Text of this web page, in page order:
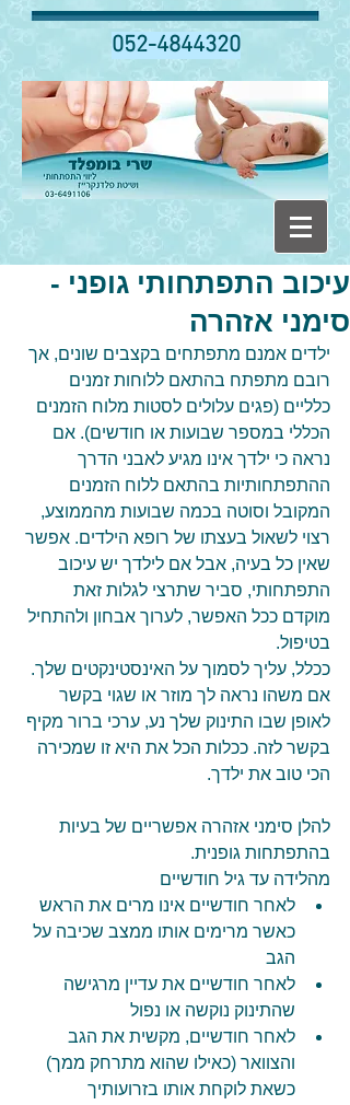
052-4844320
עיכוב התפתחותי גופני -
סימני אזהרה
ילדים אמנם מתפתחים בקצבים שונים, אך
רובם מתפתח בהתאם ללוחות זמנים
כלליים (פגים עלולים לסטות מלוח הזמנים
הכללי במספר שבועות או חודשים). אם
נראה כי ילדך אינו מגיע לאבני הדרך
ההתפתחותיות בהתאם ללוח הזמנים
המקובל וסוטה בכמה שבועות מהממוצע,
רצוי לשאול בעצתו של רופא הילדים. אפשר
שאין כל בעיה, אבל אם לילדך יש עיכוב
התפתחותי, סביר שתרצי לגלות זאת
מוקדם ככל האפשר, לערוך אבחון ולהתחיל
בטיפול.
ככלל, עליך לסמוך על האינסטינקטים שלך.
אם משהו נראה לך מוזר או שגוי בקשר
לאופן שבו התינוק שלך נע, ערכי ברור מקיף
בקשר לזה. ככלות הכל את היא זו שמכירה
הכי טוב את ילדך.
להלן סימני אזהרה אפשריים של בעיות
בהתפתחות גופנית.
מהלידה עד גיל חודשיים
לאחר חודשיים אינו מרים את הראש
כאשר מרימים אותו ממצב שכיבה על
הגב
לאחר חודשיים את עדיין מרגישה
שהתינוק נוקשה או נפול
לאחר חודשיים, מקשית את הגב
והצוואר (כאילו שהוא מתרחק ממך)
כשאת לוקחת אותו בזרועותיך